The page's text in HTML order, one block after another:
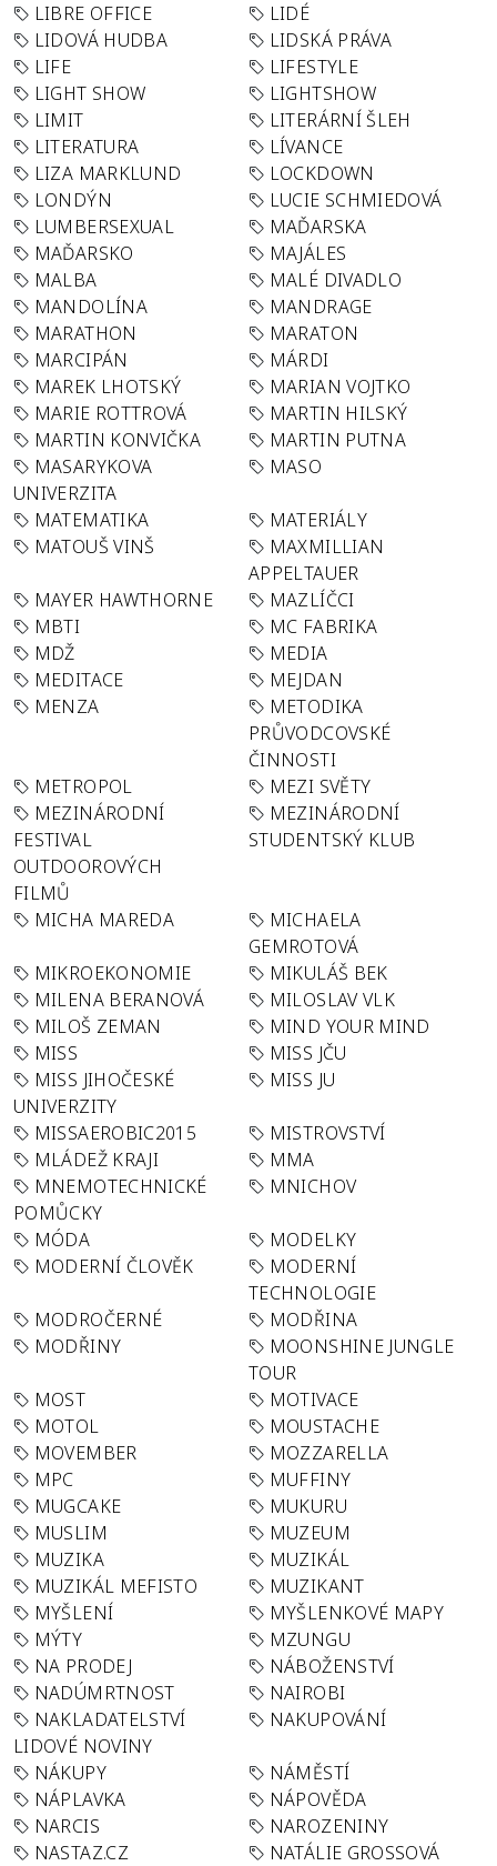
LIBRE OFFICE
LIDÉ
LIDOVÁ HUDBA
LIDSKÁ PRÁVA
LIFE
LIFESTYLE
LIGHT SHOW
LIGHTSHOW
LIMIT
LITERÁRNÍ ŠLEH
LITERATURA
LÍVANCE
LIZA MARKLUND
LOCKDOWN
LONDÝN
LUCIE SCHMIEDOVÁ
LUMBERSEXUAL
MAĎARSKA
MAĎARSKO
MAJÁLES
MALBA
MALÉ DIVADLO
MANDOLÍNA
MANDRAGE
MARATHON
MARATON
MARCIPÁN
MÁRDI
MAREK LHOTSKÝ
MARIAN VOJTKO
MARIE ROTTROVÁ
MARTIN HILSKÝ
MARTIN KONVIČKA
MARTIN PUTNA
MASARYKOVA
UNIVERZITA
MASO
MATEMATIKA
MATERIÁLY
MATOUŠ VINŠ
MAXMILLIAN
APPELTAUER
MAYER HAWTHORNE
MAZLÍČCI
MBTI
MC FABRIKA
MDŽ
MEDIA
MEDITACE
MEJDAN
MENZA
METODIKA
PRŮVODCOVSKÉ
ČINNOSTI
METROPOL
MEZI SVĚTY
MEZINÁRODNÍ
FESTIVAL
OUTDOOROVÝCH
FILMŮ
MEZINÁRODNÍ
STUDENTSKÝ KLUB
MICHA MAREDA
MICHAELA
GEMROTOVÁ
MIKROEKONOMIE
MIKULÁŠ BEK
MILENA BERANOVÁ
MILOSLAV VLK
MILOŠ ZEMAN
MIND YOUR MIND
MISS
MISS JČU
MISS JIHOČESKÉ
UNIVERZITY
MISS JU
MISSAEROBIC2015
MISTROVSTVÍ
MLÁDEŽ KRAJI
MMA
MNEMOTECHNICKÉ
POMŮCKY
MNICHOV
MÓDA
MODELKY
MODERNÍ ČLOVĚK
MODERNÍ
TECHNOLOGIE
MODROČERNÉ
MODŘINA
MODŘINY
MOONSHINE JUNGLE
TOUR
MOST
MOTIVACE
MOTOL
MOUSTACHE
MOVEMBER
MOZZARELLA
MPC
MUFFINY
MUGCAKE
MUKURU
MUSLIM
MUZEUM
MUZIKA
MUZIKÁL
MUZIKÁL MEFISTO
MUZIKANT
MYŠLENÍ
MYŠLENKOVÉ MAPY
MÝTY
MZUNGU
NA PRODEJ
NÁBOŽENSTVÍ
NADÚMRTNOST
NAIROBI
NAKLADATELSTVÍ
LIDOVÉ NOVINY
NAKUPOVÁNÍ
NÁKUPY
NÁMĚSTÍ
NÁPLAVKA
NÁPOVĚDA
NARCIS
NAROZENINY
NASTAZ.CZ
NATÁLIE GROSSOVÁ